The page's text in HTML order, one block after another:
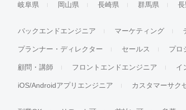
岐阜県 岡山県 長崎県 群馬県
バックエンドエンジニア マーケティング
プランナー・ディレクター セールス プロ
顧問・講師 フロントエンドエンジニア イ
iOS/Androidアプリエンジニア カスタマーサク